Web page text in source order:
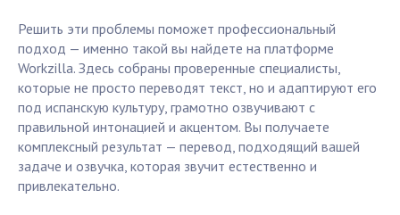
Решить эти проблемы поможет профессиональный
подход — именно такой вы найдете на платформе
Workzilla. Здесь собраны проверенные специалисты,
которые не просто переводят текст, но и адаптируют его
под испанскую культуру, грамотно озвучивают с
правильной интонацией и акцентом. Вы получаете
комплексный результат — перевод, подходящий вашей
задаче и озвучка, которая звучит естественно и
привлекательно.